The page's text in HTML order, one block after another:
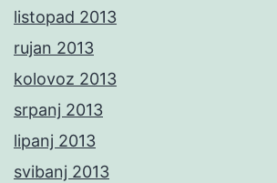
listopad 2013
rujan 2013
kolovoz 2013
srpanj 2013
lipanj 2013
svibanj 2013